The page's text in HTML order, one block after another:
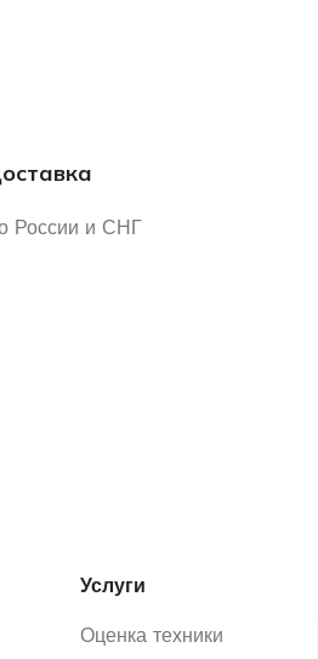
России и СНГ
Услуги
Оценка техники